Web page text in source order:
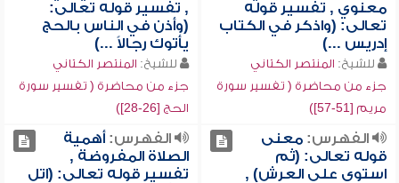
معنوي , تفسير قوله
تعالى: (واذكر في الكتاب
إدريس ...)
للشيخ: المنتصر الكتاني
جزء من محاضرة ( تفسير سورة
مريم [51-57])
, تفسير قوله تعالى:
(وأذن في الناس بالحج
يأتوك رجالاً ...)
للشيخ: المنتصر الكتاني
جزء من محاضرة ( تفسير سورة
الحج [26-28])
الفهرس:معنى
قوله تعالى: (ثم
استوى على العرش) ,
الفهرس:أهمية
الصلاة المفروضة ,
تفسير قوله تعالى: (اتل